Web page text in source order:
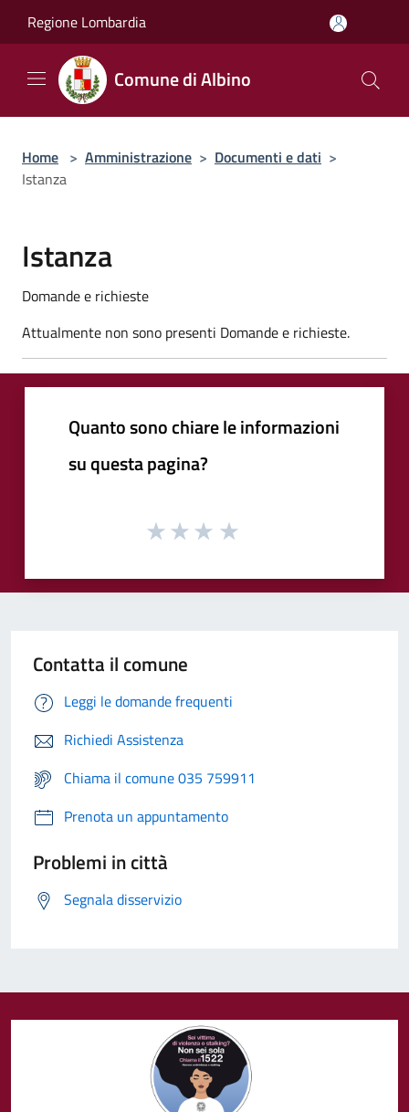
Regione Lombardia
Comune di Albino
Home > Amministrazione > Documenti e dati >
Istanza
Istanza
Domande e richieste
Attualmente non sono presenti Domande e richieste.
Quanto sono chiare le informazioni
su questa pagina?
Contatta il comune
Leggi le domande frequenti
Richiedi Assistenza
Chiama il comune 035 759911
Prenota un appuntamento
Problemi in città
Segnala disservizio